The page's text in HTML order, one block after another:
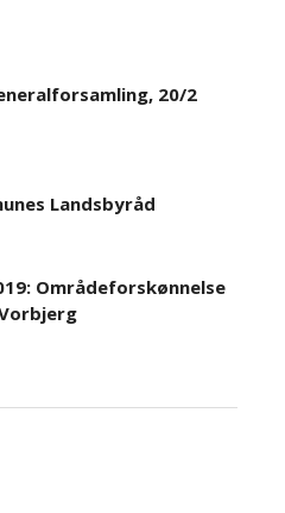
20/2
Landsbyråd
Områdeforskønnelse